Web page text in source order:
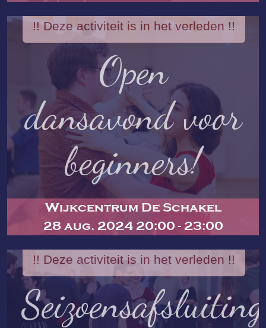
!! Deze activiteit is in het verleden !!
Open
dansavond voor
beginners!
Wijkcentrum De Schakel
28 aug. 2024 20:00 - 23:00
!! Deze activiteit is in het verleden !!
Seizoensafsluiting